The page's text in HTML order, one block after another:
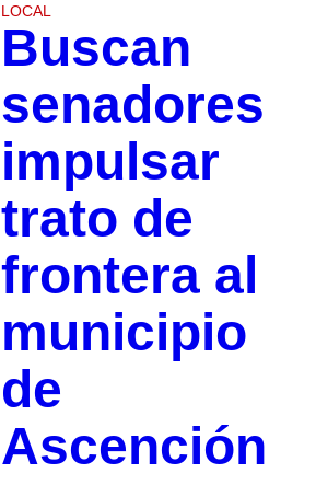
LOCAL
Buscan
senadores
impulsar
trato de
frontera al
municipio
de
Ascención